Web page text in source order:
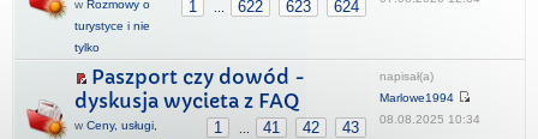
1 622 623 624
w Rozmowy o
turystyce i nie
tylko
Paszport czy dowód -
dyskusja wycieta z FAQ
1 41 42 43
w Ceny, usługi,
napisał(a)
Marlowe1994
08.08.2025 10:34